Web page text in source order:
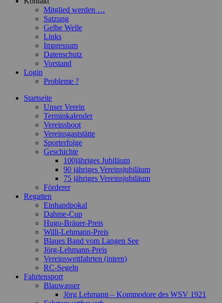
Mitglied werden …
Satzung
Gelbe Welle
Links
Impressum
Datenschutz
Vorstand
Login
Probleme ?
Startseite
Unser Verein
Terminkalender
Vereinsboot
Vereinsgaststätte
Sporterfolge
Geschichte
100jähriges Jubiläum
90 jähriges Vereinsjubiläum
75 jähriges Vereinsjubiläum
Förderer
Regatten
Einhandpokal
Dahme-Cup
Hugo-Bräuer-Preis
Willi-Lehmann-Preis
Blaues Band vom Langen See
Jörg-Lehmann-Preis
Vereinswettfahrten (intern)
RC-Segeln
Fahrtensport
Blauwasser
Jörg Lehmann – Kommodore des WSV 1921